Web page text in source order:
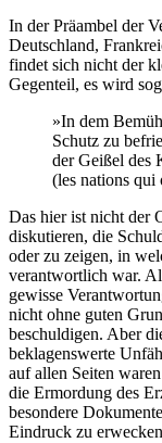
In der Präambel der
Deutschland,
findet sich nicht der
Gegenteil, es wird
»In dem
Schutz zu
der Geißel des
(les nations qui
Das hier ist nicht der
diskutieren, die
oder zu zeigen, in
verantwortlich war.
gewisse
nicht ohne guten
beschuldigen. Aber
beklagenswerte
auf allen Seiten
die Ermordung des
besondere
Eindruck zu